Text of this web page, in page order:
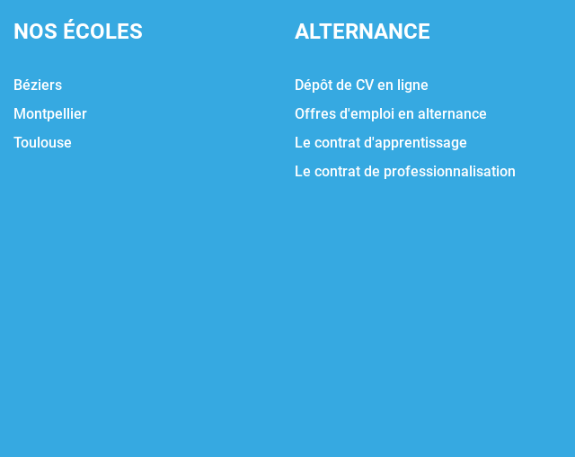
NOS ÉCOLES
Béziers
Montpellier
Toulouse
ALTERNANCE
Dépôt de CV en ligne
Offres d'emploi en alternance
Le contrat d'apprentissage
Le contrat de professionnalisation